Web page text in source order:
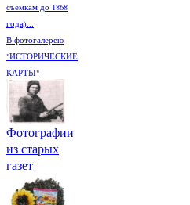
съемкам до 1868
года)...
В фотогалерею
"ИСТОРИЧЕСКИЕ
КАРТЫ"
Фотографии
из старых
газет